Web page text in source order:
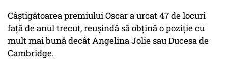
Câştigătoarea premiului Oscar a urcat 47 de locuri
faţă de anul trecut, reușindă să obțină o poziție cu
mult mai bună decât Angelina Jolie sau Ducesa de
Cambridge.